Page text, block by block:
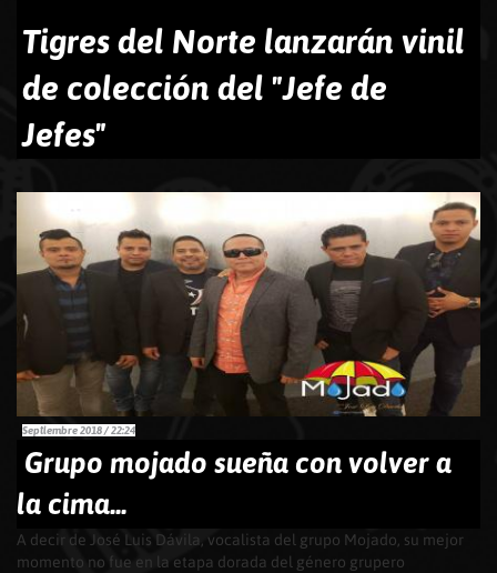
Tigres del Norte lanzarán vinil
de colección del "Jefe de
Jefes"
Septiembre 2018 / 22:24
Grupo mojado sueña con volver a
la cima...
A decir de José Luis Dávila, vocalista del grupo Mojado, su mejor
momento no fue en la etapa dorada del género grupero